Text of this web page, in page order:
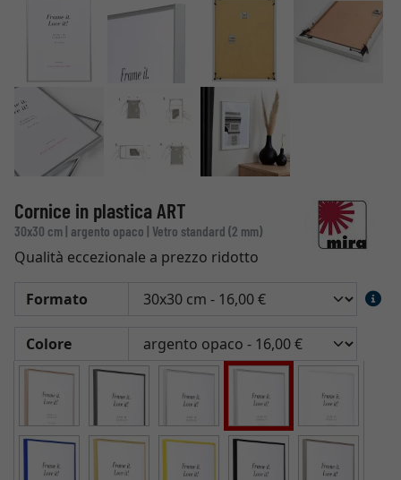
Cornice in plastica ART
30x30 cm | argento opaco | Vetro standard (2 mm)
Qualità eccezionale a prezzo ridotto
Formato
Colore